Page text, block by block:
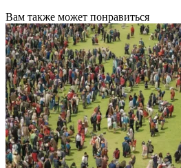
Вам также может понравиться